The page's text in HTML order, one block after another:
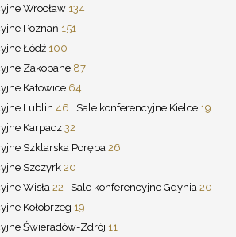
Wrocław 134
Poznań 151
Łódź 100
Zakopane 87
Katowice 64
Lublin 46 Sale konferencyjne Kielce 19
Karpacz 32
Szklarska Poręba26
Szczyrk 20
Wisła 22 Sale konferencyjne Gdynia 20
Kołobrzeg 19
Świeradów-Zdrój 11